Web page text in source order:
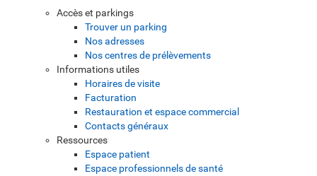
Accès et parkings
Trouver un parking
Nos adresses
Nos centres de prélèvements
Informations utiles
Horaires de visite
Facturation
Restauration et espace commercial
Contacts généraux
Ressources
Espace patient
Espace professionnels de santé